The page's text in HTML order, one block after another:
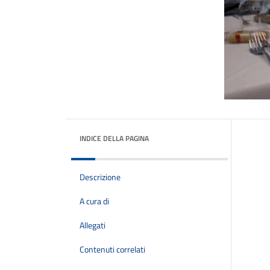
INDICE DELLA PAGINA
Descrizione
A cura di
Allegati
Contenuti correlati